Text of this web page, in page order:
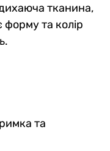
тканина,
форму та колір
та